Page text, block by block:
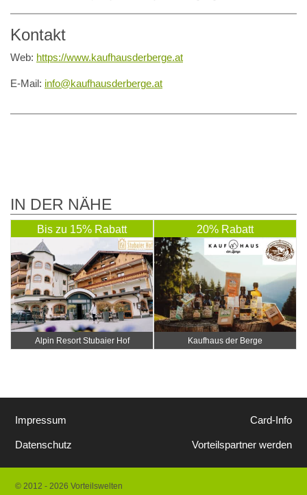
Kontakt
Web: https://www.kaufhausderberge.at
E-Mail: info@kaufhausderberge.at
IN DER NÄHE
Bis zu 15% Rabatt
Alpin Resort Stubaier Hof
20% Rabatt
Kaufhaus der Berge
Impressum
Datenschutz
Card-Info
Vorteilspartner werden
© 2012 - 2026 Vorteilswelten